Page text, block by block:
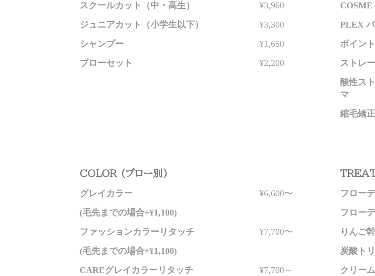
スクールカット（中・高生）
¥3,960
ジュニアカット（小学生以下）
¥3,300
シャンプー
¥1,650
ブローセット
¥2,200
COSME
PLEX
ポイン
ストレ
酸性ス
縮毛矯正
COLOR (ブロー別)
グレイカラー
¥6,600〜
(毛先までの場合+¥1,100)
ファッションカラーリタッチ
¥7,700〜
(毛先までの場合+¥1,100)
CAREグレイカラーリタッチ
¥7,700～
フロー
フロー
りんご
炭酸ト
クリー